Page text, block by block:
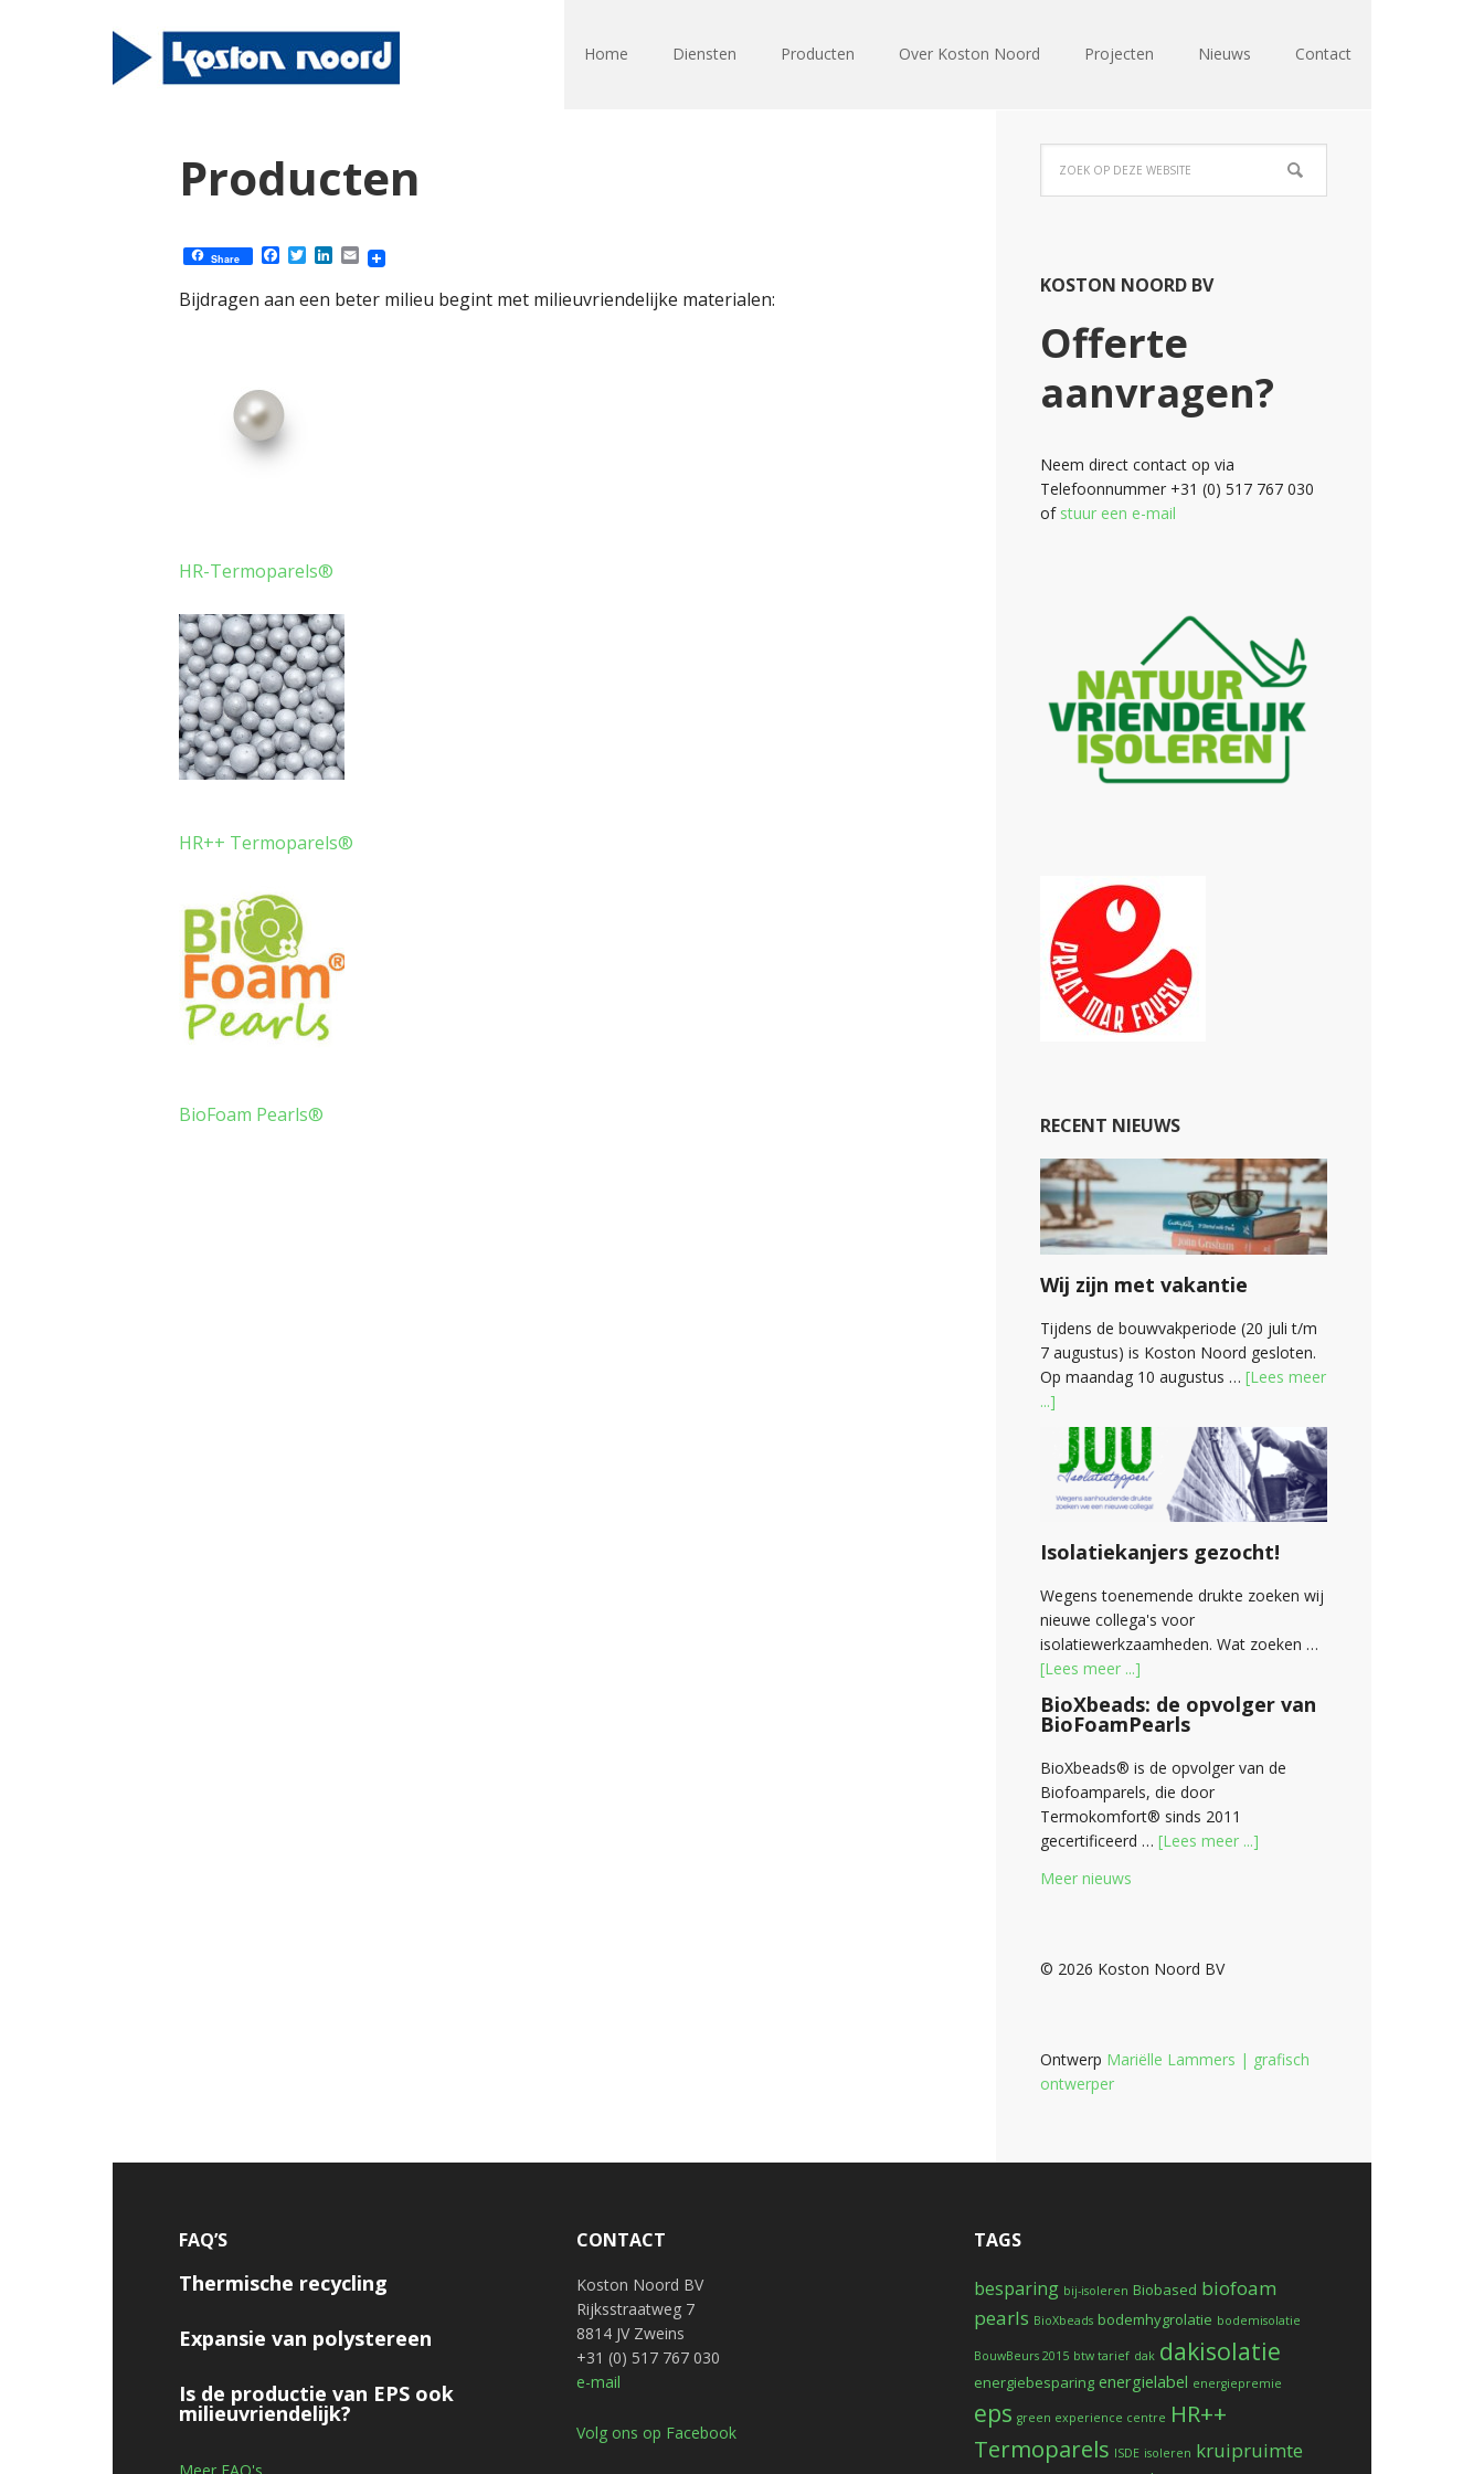
Home Diensten Producten Over Koston Noord Projecten Nieuws Contact
Producten
Share Facebook
TwitterLinkedIn
Email
Bijdragen aan een beter milieu begint met milieuvriendelijke materialen:
HR-Termoparels®
HR++ Termoparels®
BioFoam Pearls®
KOSTON NOORD BV
Offerte
aanvragen?
Neem direct contact op via
Telefoonnummer +31 (0) 517 767 030
of stuur een e-mail
RECENT NIEUWS
Wij zijn met vakantie
Tijdens de bouwvakperiode (20 juli t/m
7 augustus) is Koston Noord gesloten.
Op maandag 10 augustus … [Lees meer
...]
Isolatiekanjers gezocht!
Wegens toenemende drukte zoeken wij
nieuwe collega's voor
isolatiewerkzaamheden. Wat zoeken …
[Lees meer ...]
BioXbeads: de opvolger van
BioFoamPearls
BioXbeads® is de opvolger van de
Biofoamparels, die door
Termokomfort® sinds 2011
gecertificeerd … [Lees meer ...]
Meer nieuws
© 2026 Koston Noord BV
Ontwerp Mariëlle Lammers | grafisch
ontwerper
FAQ’S
Thermische recycling
Expansie van polystereen
Is de productie van EPS ook
milieuvriendelijk?
CONTACT
Koston Noord BV
Rijksstraatweg 7
8814 JV Zweins
+31 (0) 517 767 030
e-mail
Volg ons op Facebook
TAGS
besparing bij-isoleren Biobased biofoam
pearls BioXbeads bodemhygrolatie bodemisolatie
BouwBeurs 2015 btw tarief dak dakisolatie
energiebesparing energielabel energiepremie
eps green experience centre HR++
Termoparels ISDE isoleren kruipruimte